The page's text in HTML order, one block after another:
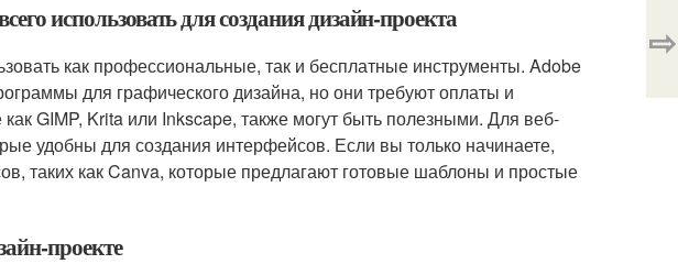
использовать для создания дизайн-проекта
как профессиональные, так и бесплатные инструменты. Adobe
для графического дизайна, но они требуют оплаты и
GIMP, Krita или Inkscape, также могут быть полезными. Для веб-
удобны для создания интерфейсов. Если вы только начинаете,
таких как Canva, которые предлагают готовые шаблоны и простые
проекте
⇨